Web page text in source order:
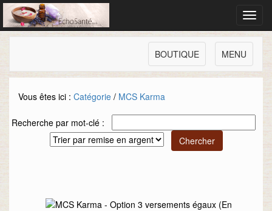
MENU
BOUTIQUE
Vous êtes ici : Catégorie / MCS Karma
Recherche par mot-clé :